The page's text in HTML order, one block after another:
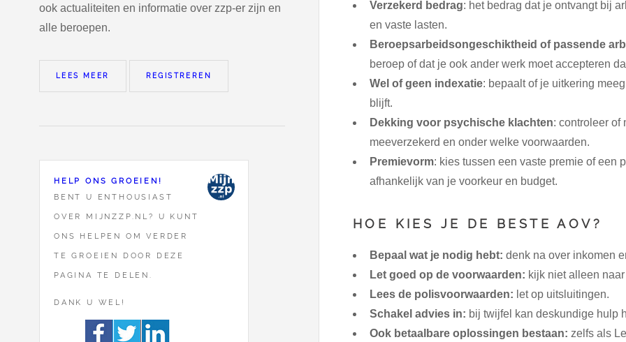
ook actualiteiten en informatie over zzp-er zijn en
alle beroepen.
LEES MEER REGISTREREN
HELP ONS GROEIEN!
BENT U ENTHOUSIAST
OVER MIJNZZP.NL? U KUNT
ONS HELPEN OM VERDER
TE GROEIEN DOOR DEZE
PAGINA TE DELEN.
DANK U WEL!
Verzekerd bedrag: het bedrag dat je ontvangt bij
en vaste lasten.
Beroepsarbeidsongeschiktheid of passende
beroep of dat je ook ander werk moet accepteren
Wel of geen indexatie: bepaalt of je uitkering
blijft.
Dekking voor psychische klachten: controleer of
meeverzekerd en onder welke voorwaarden.
Premievorm: kies tussen een vaste premie of een
afhankelijk van je voorkeur en budget.
HOE KIES JE DE BESTE AOV?
Bepaal wat je nodig hebt: denk na over inkomen
Let goed op de voorwaarden: kijk niet alleen
Lees de polisvoorwaarden: let op uitsluitingen.
Schakel advies in: bij twijfel kan deskundige hulp
Ook betaalbare oplossingen bestaan: zelfs als